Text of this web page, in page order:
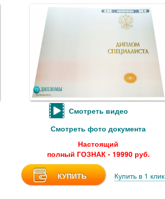
Смотреть видео
Смотреть фото документа
Настоящий
полный ГОЗНАК - 19990 руб.
КУПИТЬ Купить в 1 клик